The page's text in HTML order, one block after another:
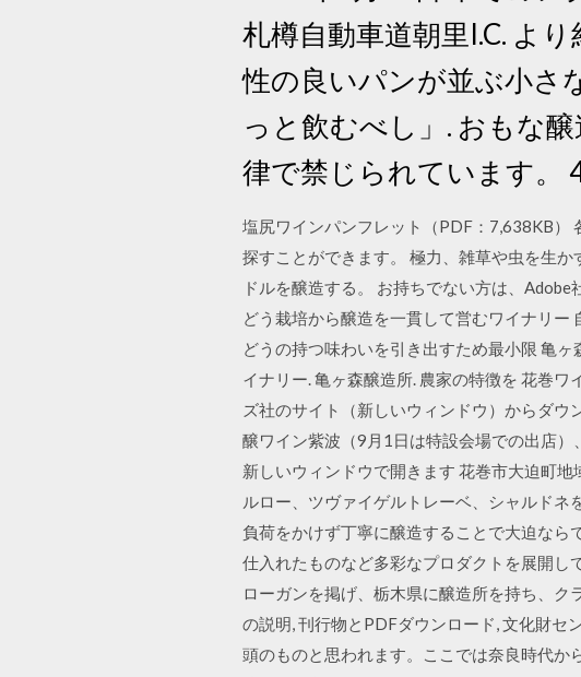
札樽自動車道朝里I.C. よ
性の良いパンが並ぶ小さ
っと飲むべし」. おもな
律で禁じられています。
塩尻ワインパンフレット（PDF：7,638KB）
探すことができます。 極力、雑草や虫を生
ドルを醸造する。 お持ちでない方は、
どう栽培から醸造を一貫して営むワイナリ
どうの持つ味わいを引き出すため最小限 亀
イナリー. 亀ヶ森醸造所. 農家の特徴を 花巻
ズ社のサイト（新しいウィンドウ）からダ
醸ワイン紫波（9月1日は特設会場での出店）
新しいウィンドウで開きます 花巻市大迫町
ルロー、ツヴァイゲルトレーベ、シャルド
負荷をかけず丁寧に醸造することで大迫な
仕入れたものなど多彩なプロダクトを展開し
ローガンを掲げ、栃木県に醸造所を持ち、ク
の説明, 刊行物とPDFダウンロード, 文化財セ
頭のものと思われます。ここでは奈良時代